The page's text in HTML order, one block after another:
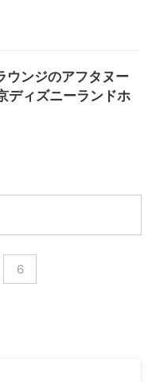
ウンジのアフタヌー
ディズニーランドホ
6